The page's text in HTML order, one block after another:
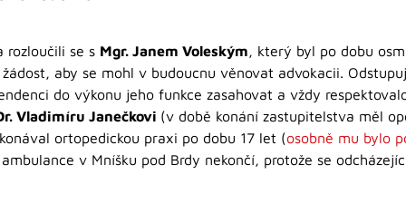
rozloučili se s Mgr. Janem Voleským, který byl po dobu
aby se mohl v budoucnu věnovat advokacii.
do výkonu jeho funkce zasahovat a vždy
Vladimíru Janečkovi (v době konání zastupitelstva měl
ortopedickou praxi po dobu 17 let (osobně mu bylo
v Mníšku pod Brdy nekončí, protože se